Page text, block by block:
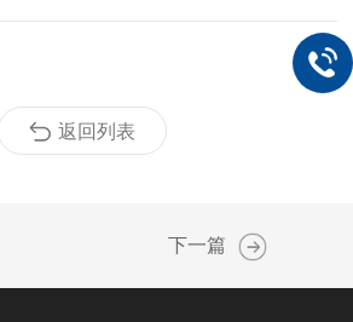
返回列表
下一篇